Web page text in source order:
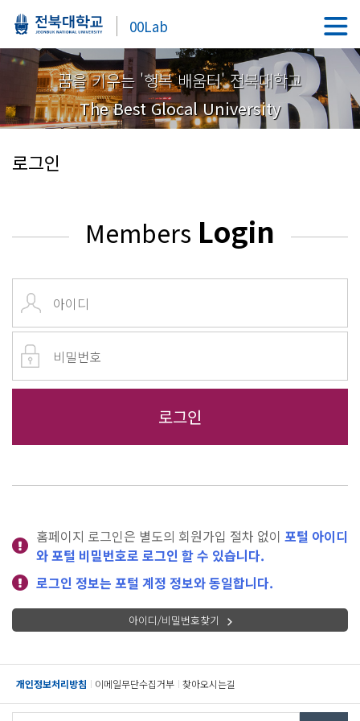
00Lab
꿈을 키우는 '행복 배움터' 전북대학교
The Best Glocal University
로그인
Members Login
홈페이지 로그인은 별도의 회원가입 절차 없이 포털 아이디
와 포털 비밀번호로 로그인 할 수 있습니다.
로그인 정보는 포털 계정 정보와 동일합니다.
아이디/비밀번호찾기
개인정보처리방침 이메일무단수집거부 찾아오시는길